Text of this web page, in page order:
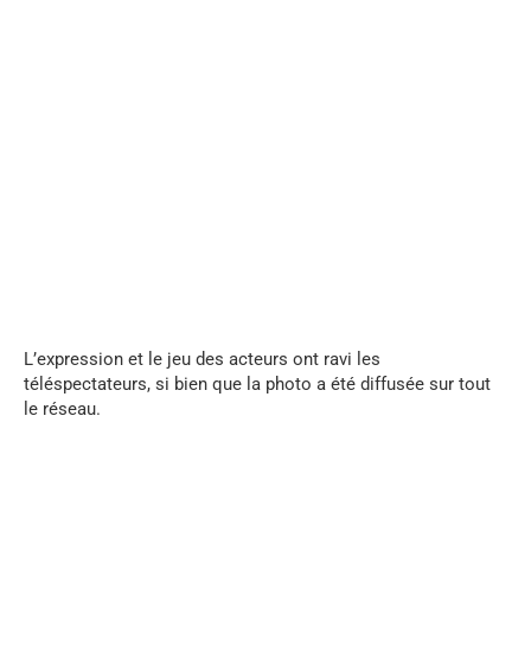
L’expression et le jeu des acteurs ont ravi les
téléspectateurs, si bien que la photo a été diffusée sur tout
le réseau.